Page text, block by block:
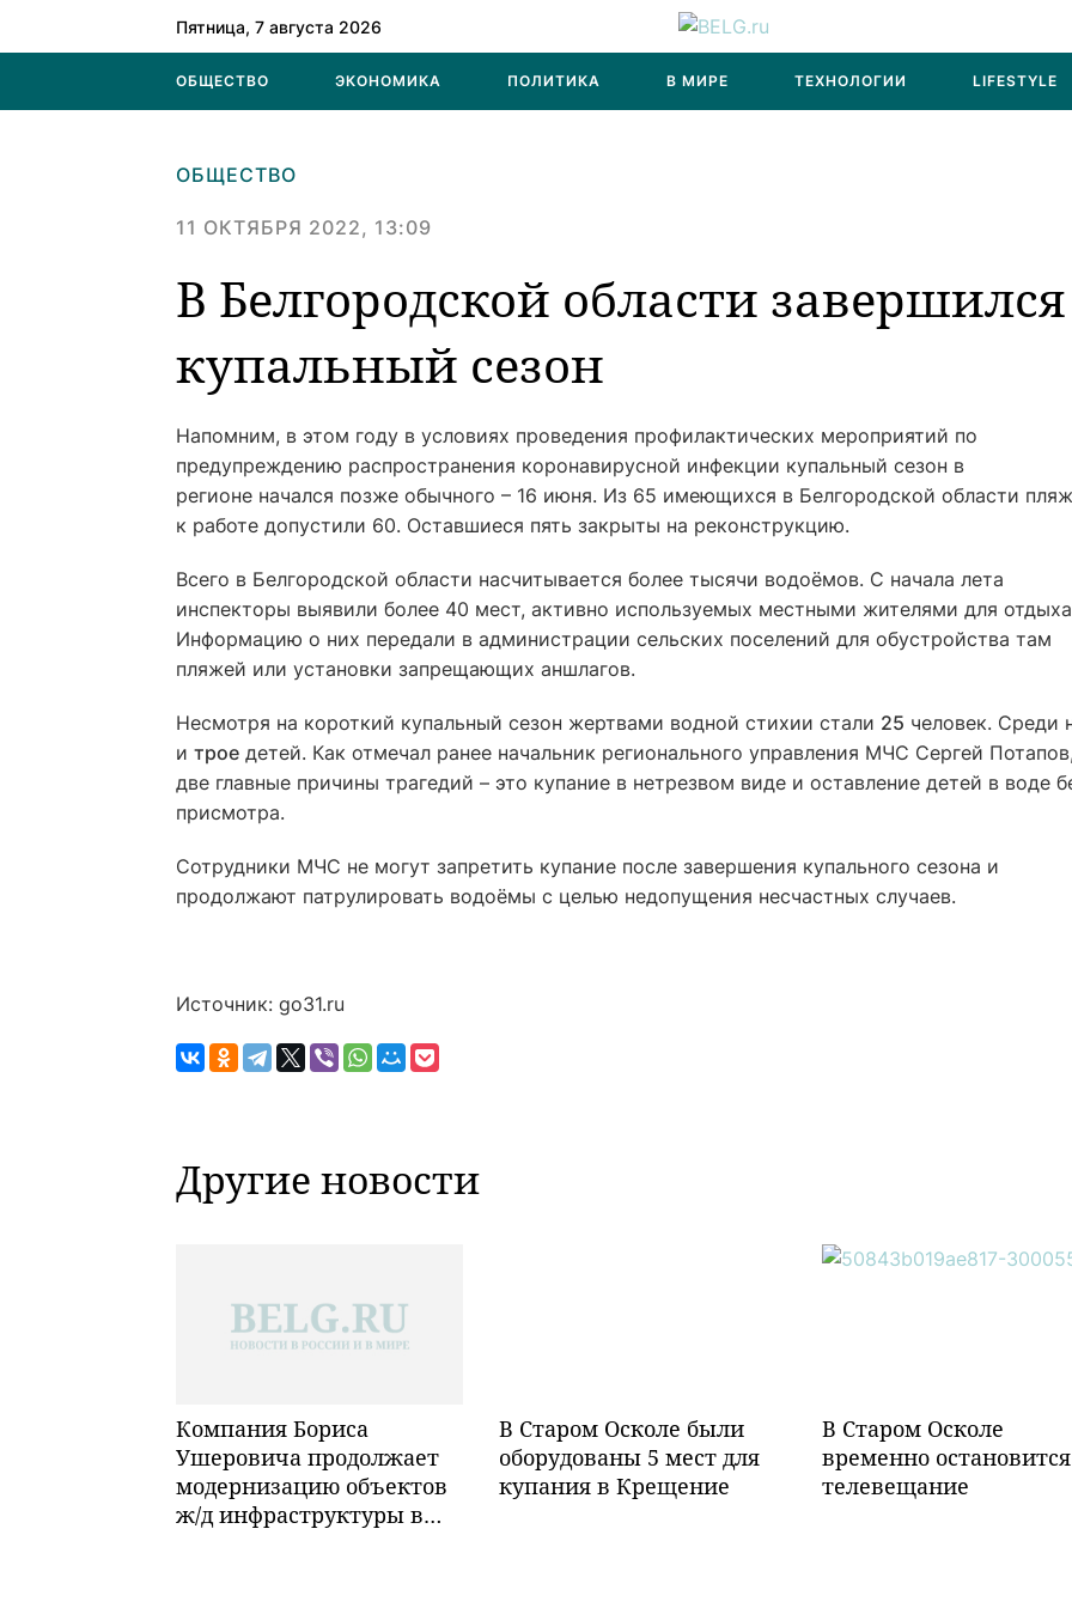
Пятница, 7 августа 2026
ОБЩЕСТВО ЭКОНОМИКА ПОЛИТИКА В МИРЕ ТЕХНОЛОГИИ LIFESTYLE
ОБЩЕСТВО
11 ОКТЯБРЯ 2022, 13:09
В Белгородской области завершился
купальный сезон
Напомним, в этом году в условиях проведения профилактических мероприятий по
предупреждению распространения коронавирусной инфекции купальный сезон в
регионе начался позже обычного – 16 июня. Из 65 имеющихся в Белгородской области
к работе допустили 60. Оставшиеся пять закрыты на реконструкцию.
Всего в Белгородской области насчитывается более тысячи водоёмов. С начала лета
инспекторы выявили более 40 мест, активно используемых местными жителями для
Информацию о них передали в администрации сельских поселений для обустройства там
пляжей или установки запрещающих аншлагов.
Несмотря на короткий купальный сезон жертвами водной стихии стали 25 человек. Среди
и трое детей. Как отмечал ранее начальник регионального управления МЧС Сергей Потапов,
две главные причины трагедий – это купание в нетрезвом виде и оставление детей в воде
присмотра.
Сотрудники МЧС не могут запретить купание после завершения купального сезона и
продолжают патрулировать водоёмы с целью недопущения несчастных случаев.
Источник: go31.ru
Другие новости
Компания Бориса
Ушеровича продолжает
модернизацию объектов
ж/д инфраструктуры в
В Старом Осколе были
оборудованы 5 мест для
купания в Крещение
В Старом Осколе
временно остановится
телевещание